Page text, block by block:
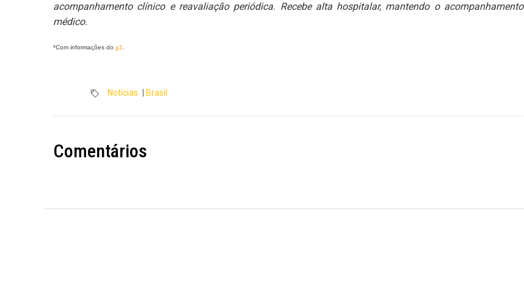
acompanhamento clínico e reavaliação periódica. Recebe alta hospitalar, mantendo o acompanhamento
médico.
*Com informações do g1.
Notícias Brasil
Comentários